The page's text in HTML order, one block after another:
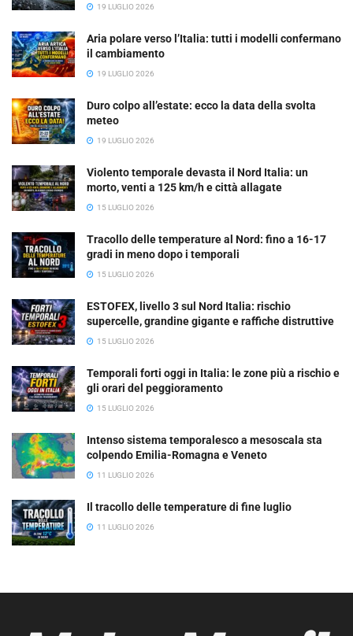
19 LUGLIO 2026
Aria polare verso l’Italia: tutti i modelli confermano
il cambiamento
19 LUGLIO 2026
Duro colpo all’estate: ecco la data della svolta
meteo
19 LUGLIO 2026
Violento temporale devasta il Nord Italia: un
morto, venti a 125 km/h e città allagate
15 LUGLIO 2026
Tracollo delle temperature al Nord: fino a 16-17
gradi in meno dopo i temporali
15 LUGLIO 2026
ESTOFEX, livello 3 sul Nord Italia: rischio
supercelle, grandine gigante e raffiche distruttive
15 LUGLIO 2026
Temporali forti oggi in Italia: le zone più a rischio e
gli orari del peggioramento
15 LUGLIO 2026
Intenso sistema temporalesco a mesoscala sta
colpendo Emilia-Romagna e Veneto
11 LUGLIO 2026
Il tracollo delle temperature di fine luglio
11 LUGLIO 2026